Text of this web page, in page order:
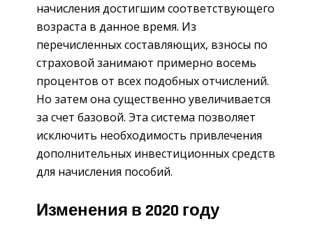
начисления достигшим соответствующего
возраста в данное время. Из
перечисленных составляющих, взносы по
страховой занимают примерно восемь
процентов от всех подобных отчислений.
Но затем она существенно увеличивается
за счет базовой. Эта система позволяет
исключить необходимость привлечения
дополнительных инвестиционных средств
для начисления пособий.
Изменения в 2020 году